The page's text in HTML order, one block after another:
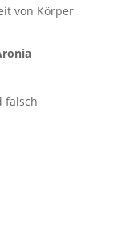
von Körper
falsch